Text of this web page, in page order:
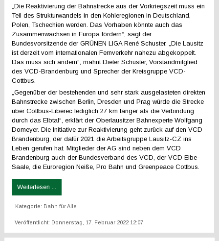
„Die Reaktivierung der Bahnstrecke aus der Vorkriegszeit muss ein
Teil des Strukturwandels in den Kohleregionen in Deutschland,
Polen, Tschechien werden. Das Vorhaben könnte auch das
Zusammenwachsen in Europa fördern“, sagt der
Bundesvorsitzende der GRÜNEN LIGA René Schuster. „Die Lausitz
ist derzeit vom internationalen Fernverkehr nahezu abgekoppelt.
Das muss sich ändern“, mahnt Dieter Schuster, Vorstandmitglied
des VCD-Brandenburg und Sprecher der Kreisgruppe VCD-
Cottbus.
„Gegenüber der bestehenden und sehr stark ausgelasteten direkten
Bahnstrecke zwischen Berlin, Dresden und Prag würde die Strecke
über Cottbus-Liberec lediglich 27 km länger als die Verbindung
durch das Elbtal“, erklärt der Oberlausitzer Bahnexperte Wolfgang
Domeyer. Die Initiative zur Reaktivierung geht zurück auf den VCD
Brandenburg, der dafür 2021 die Arbeitsgruppe Lausitz-CZ ins
Leben gerufen hat. Mitglieder der AG sind neben dem VCD
Brandenburg auch der Bundesverband des VCD, der VCD Elbe-
Saale, die Euroregion Neiße, Pro Bahn und Greenpeace Cottbus.
Weiterlesen ...
Kategorie: Bahn für Alle
Veröffentlicht: Donnerstag, 17. Februar 2022 12:07